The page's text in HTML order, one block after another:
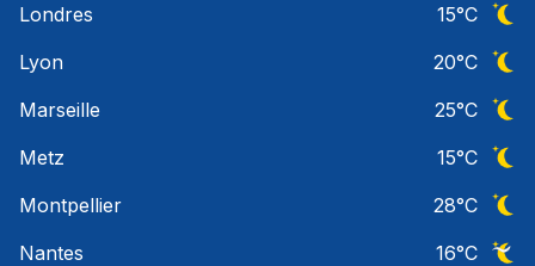
Londres
15°C
Lyon
20°C
Marseille
25°C
Metz
15°C
Montpellier
28°C
Nantes
16°C